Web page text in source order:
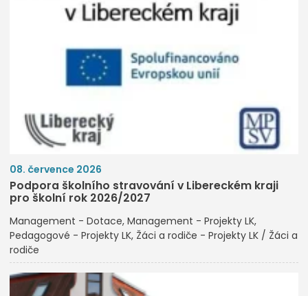
08. července 2026
Podpora školního stravování v Libereckém kraji
pro školní rok 2026/2027
Management - Dotace Management - Projekty LK
Pedagogové - Projekty LK Žáci a rodiče - Projekty LK / Žáci a
rodiče